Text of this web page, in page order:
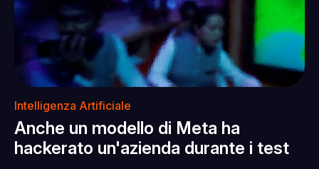
Intelligenza Artificiale
Anche un modello di Meta ha
hackerato un'azienda durante i test